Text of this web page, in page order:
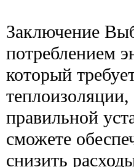
Заключение
потреблением
который
правильной
сможете
снизить